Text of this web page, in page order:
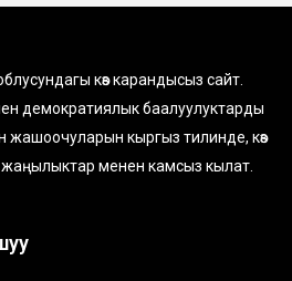
көз карандысыз сайт.
демократиялык баалуулуктарды
жашоочуларын кыргыз тилинде, көз
менен камсыз кылат.